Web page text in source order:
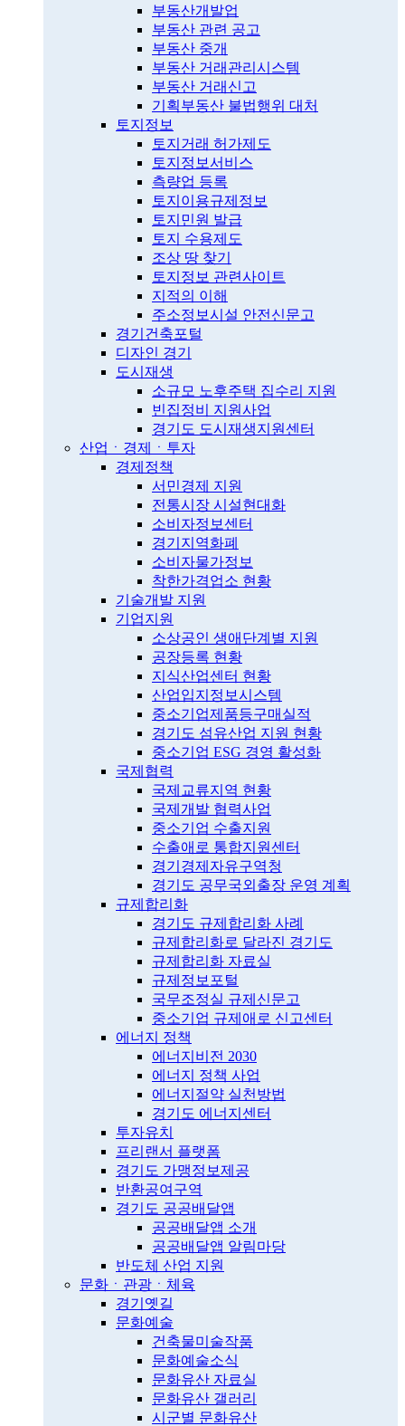
부동산개발업
부동산 관련 공고
부동산 중개
부동산 거래관리시스템
부동산 거래신고
기획부동산 불법행위 대처
토지정보
토지거래 허가제도
토지정보서비스
측량업 등록
토지이용규제정보
토지민원 발급
토지 수용제도
조상 땅 찾기
토지정보 관련사이트
지적의 이해
주소정보시설 안전신문고
경기건축포털
디자인 경기
도시재생
소규모 노후주택 집수리 지원
빈집정비 지원사업
경기도 도시재생지원센터
산업ㆍ경제ㆍ투자
경제정책
서민경제 지원
전통시장 시설현대화
소비자정보센터
경기지역화폐
소비자물가정보
착한가격업소 현황
기술개발 지원
기업지원
소상공인 생애단계별 지원
공장등록 현황
지식산업센터 현황
산업입지정보시스템
중소기업제품등구매실적
경기도 섬유산업 지원 현황
중소기업 ESG 경영 활성화
국제협력
국제교류지역 현황
국제개발 협력사업
중소기업 수출지원
수출애로 통합지원센터
경기경제자유구역청
경기도 공무국외출장 운영 계획
규제합리화
경기도 규제합리화 사례
규제합리화로 달라진 경기도
규제합리화 자료실
규제정보포털
국무조정실 규제신문고
중소기업 규제애로 신고센터
에너지 정책
에너지비전 2030
에너지 정책 사업
에너지절약 실천방법
경기도 에너지센터
투자유치
프리랜서 플랫폼
경기도 가맹정보제공
반환공여구역
경기도 공공배달앱
공공배달앱 소개
공공배달앱 알림마당
반도체 산업 지원
문화ㆍ관광ㆍ체육
경기옛길
문화예술
건축물미술작품
문화예술소식
문화유산 자료실
문화유산 갤러리
시군별 문화유산